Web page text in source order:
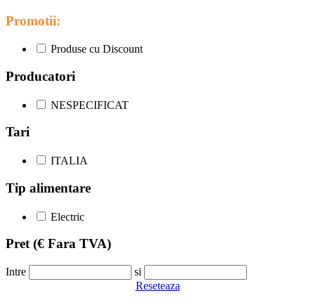
Promotii:
Produse cu Discount
Producatori
NESPECIFICAT
Tari
ITALIA
Tip alimentare
Electric
Pret(€ Fara TVA)
Intre
si
Reseteaza